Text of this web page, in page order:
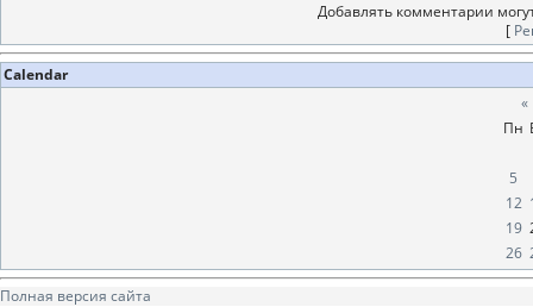
Добавлять комментарии
[
Calendar
«
Пн
5
12
19
26
Полная версия сайта